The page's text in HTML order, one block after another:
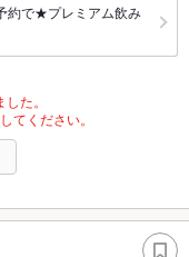
約で★プレミアム飲み
た。
てください。